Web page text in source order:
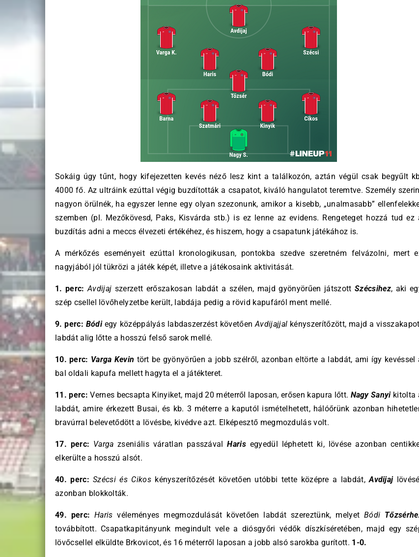
Sokáig úgy tűnt, hogy kifejezetten kevés néző lesz kint a találkozón, aztán végül csak begyűlt
4000 fő. Az ultráink ezúttal végig buzdították a csapatot, kiváló hangulatot teremtve. Személy
nagyon örülnék, ha egyszer lenne egy olyan szezonunk, amikor a kisebb, „unalmasabb”
szemben (pl. Mezőkövesd, Paks, Kisvárda stb.) is ez lenne az evidens. Rengeteget hozzá tud ez
buzdítás adni a meccs élvezeti értékéhez, és hiszem, hogy a csapatunk játékához is.
A mérkőzés eseményeit ezúttal kronologikusan, pontokba szedve szeretném felvázolni, mert
nagyjából jól tükrözi a játék képét, illetve a játékosaink aktivitását.
1. perc: Avdijaj szerzett erőszakosan labdát a szélen, majd gyönyörűen játszott Szécsihez, aki
szép csellel lövőhelyzetbe került, labdája pedig a rövid kapufáról ment mellé.
9. perc: Bódiegy középpályás labdaszerzést követőenAvdijajjal kényszerítőzött, majd a
labdát alig lőtte a hosszú felső sarok mellé.
10. perc: Varga Kevin tört be gyönyörűen a jobb szélről, azonban eltörte a labdát, ami így kevéssel
bal oldali kapufa mellett hagyta el a játékteret.
11. perc: Vernes becsapta Kinyiket, majd 20 méterről laposan, erősen kapura lőtt. Nagy Sanyikitolta
labdát, amire érkezett Busai, és kb. 3 méterre a kaputól ismételhetett, hálóőrünk azonban
bravúrral belevetődött a lövésbe, kivédve azt. Elképesztő megmozdulás volt.
17. perc: Varga zseniális váratlan passzávalHaris egyedül léphetett ki, lövése azonban
elkerülte a hosszú alsót.
40. perc: Szécsi és Cikoskényszerítőzését követően utóbbi tette középre a labdát,Avdijaj
azonban blokkolták.
49. perc: Haris véleményes megmozdulását követően labdát szereztünk, melyetBódi
továbbított. Csapatkapitányunk megindult vele a diósgyőri védők díszkíséretében, majd egy
lövőcsellel elküldte Brkovicot, és 16 méterről laposan a jobb alsó sarokba gurított. 1-0.